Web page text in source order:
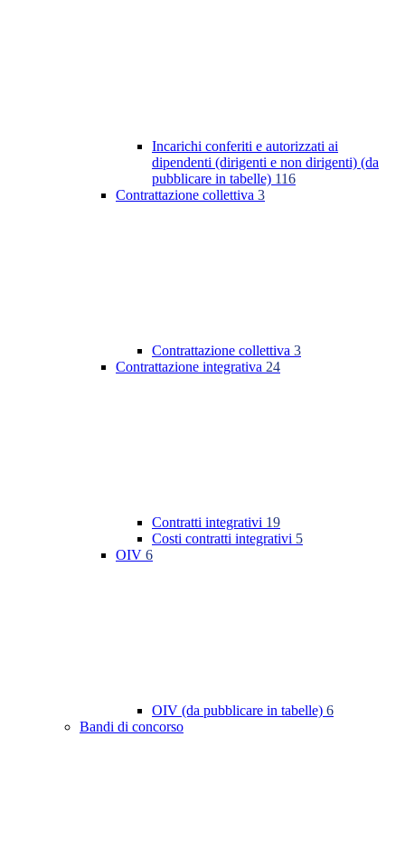
Incarichi conferiti e autorizzati ai
dipendenti (dirigenti e non dirigenti) (da
pubblicare in tabelle) 116
Contrattazione collettiva 3
Contrattazione collettiva 3
Contrattazione integrativa 24
Contratti integrativi 19
Costi contratti integrativi 5
OIV 6
OIV (da pubblicare in tabelle) 6
Bandi di concorso